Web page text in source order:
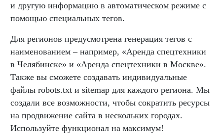
и другую информацию в автоматическом режиме с
помощью специальных тегов.
Для регионов предусмотрена генерация тегов с
наименованием – например, «Аренда спецтехники
в Челябинске» и «Аренда спецтехники в Москве».
Также вы сможете создавать индивидуальные
файлы robots.txt и sitemap для каждого региона. Мы
создали все возможности, чтобы сократить ресурсы
на продвижение сайта в нескольких городах.
Используйте функционал на максимум!